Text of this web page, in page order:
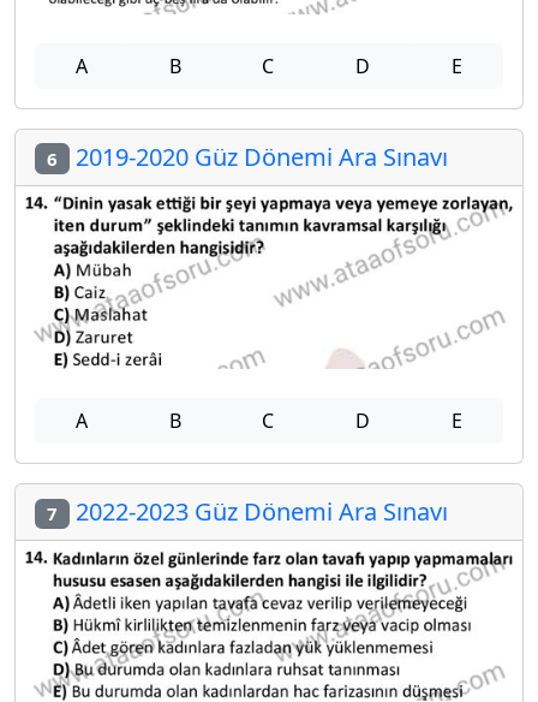
A B C D E
6 2019-2020 Güz Dönemi Ara Sınavı
A B C D E
7 2022-2023 Güz Dönemi Ara Sınavı